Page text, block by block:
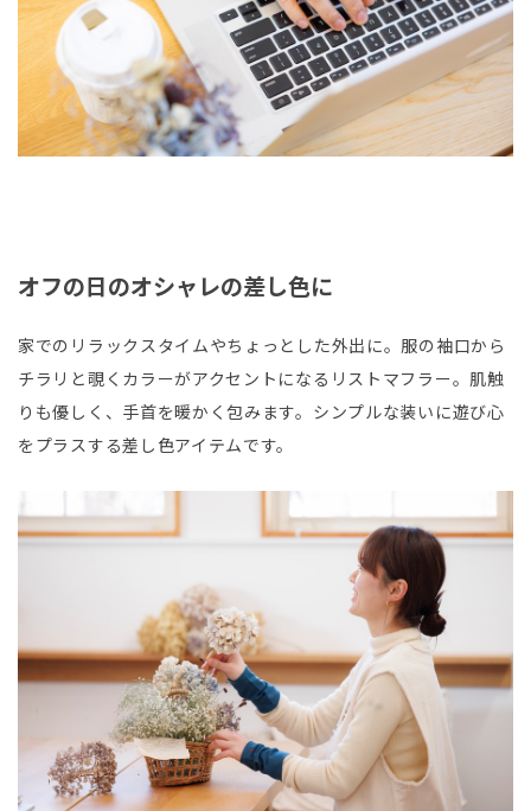
オフの日のオシャレの差し色に
家でのリラックスタイムやちょっとした外出に。服の袖口から
チラリと覗くカラーがアクセントになるリストマフラー。肌触
りも優しく、手首を暖かく包みます。シンプルな装いに遊び心
をプラスする差し色アイテムです。